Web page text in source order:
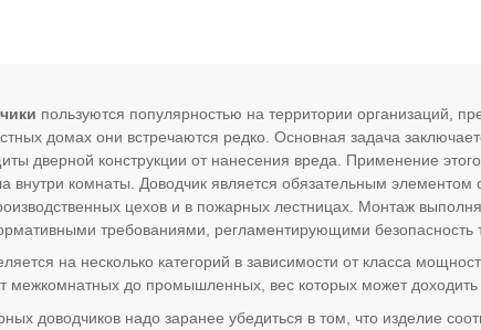
пользуются популярностью на территории организаций,
домах они встречаются редко. Основная задача
дверной конструкции от нанесения вреда. Применение
внутри комнаты. Доводчик является обязательным
цехов и в пожарных лестницах. Монтаж
требованиями, регламентирующими безопасность
на несколько категорий в зависимости от класса
межкомнатных до промышленных, вес которых может
доводчиков надо заранее убедиться в том, что изделие